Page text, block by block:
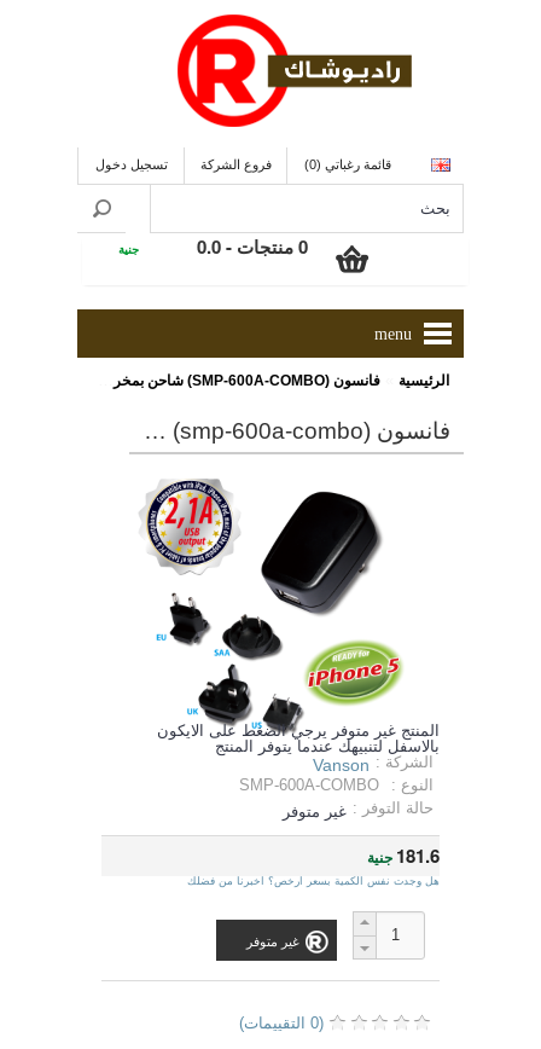
قائمة رغباتي (0) فروع الشركة تسجيل دخول
0 منتجات - 0.0 جنية
menu
الرئيسية فانسون (SMP-600A-COMBO) شاحن بمخرج يو إس بى
فانسون (smp-600a-combo) شاحن بمخرج يو إس بى
المنتج غير متوفر يرجي الضغط على الايكون
بالاسفل لتنبيهك عندما يتوفر المنتج
الشركة : Vanson
النوع :
SMP-600A-COMBO
حالة التوفر : غير متوفر
181.6 جنية
هل وجدت نفس الكمية بسعر ارخص؟ اخبرنا من فضلك
غير متوفر
(0 التقييمات)